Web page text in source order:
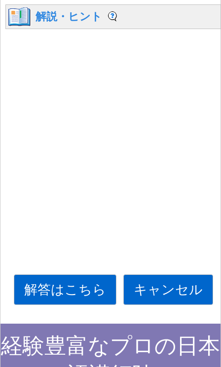
解説・ヒント
解答はこちら キャンセル
経験豊富なプロの日本